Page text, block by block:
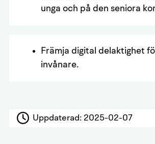
unga och på den seniora
Främja digital delaktighet
invånare.
Uppdaterad: 2025-02-07